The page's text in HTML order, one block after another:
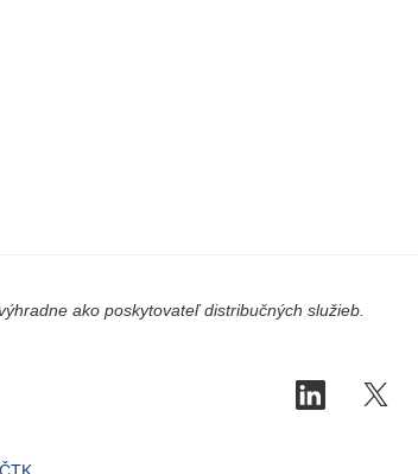
ako poskytovateľ distribučných služieb.
LinkedIn